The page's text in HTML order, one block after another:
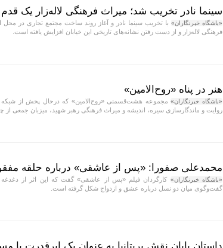
سینما نادر تخریب شد؛ میراث فرهنگی لاله‌زار یک
«باشگاه خبرنگاران» با تخریب سینما نادر و آغاز روند ساخت مجتمع تجاری در محل
فرهنگی لاله‌زار و از دست رفتن نشانه‌های تاریخی این خیابان افزایش یافته است.
هنر در پناه «روح‌الامین»
«باشگاه خبرنگاران»مجموعه هشت‌قسمتی «روح‌الامین» که درحال پخش از شبکه
روایت و ماندگارسازی سیره، اندیشه و میراث فرهنگی رهبر شهید، میزبان جمعی
محمدعلی صفورا: «پس از عاشقی» درباره حلقه
«باشگاه خبرنگاران» کارگردان فیلم «پس از عاشقی» گفت که این اثر از دغدغه
گفت‌وگوی میان دو نسل درباره عشق و ازدواج شکل گرفته است.